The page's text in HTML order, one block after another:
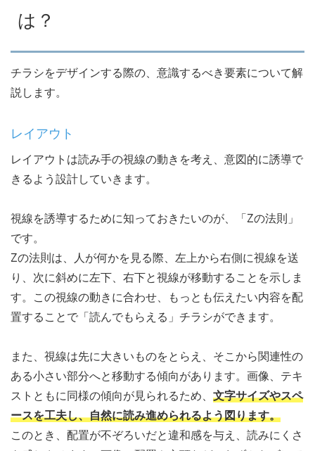
は？
チラシをデザインする際の、意識するべき要素について解
説します。
レイアウト
レイアウトは読み手の視線の動きを考え、意図的に誘導で
きるよう設計していきます。
視線を誘導するために知っておきたいのが、「Zの法則」
です。
Zの法則は、人が何かを見る際、左上から右側に視線を送
り、次に斜めに左下、右下と視線が移動することを示しま
す。この視線の動きに合わせ、もっとも伝えたい内容を配
置することで「読んでもらえる」チラシができます。
また、視線は先に大きいものをとらえ、そこから関連性の
ある小さい部分へと移動する傾向があります。画像、テキ
ストともに同様の傾向が見られるため、 文字サイズやスペ
ースを工夫し、自然に読み進められるよう図ります。
このとき、配置が不ぞろいだと違和感を与え、読みにくさ